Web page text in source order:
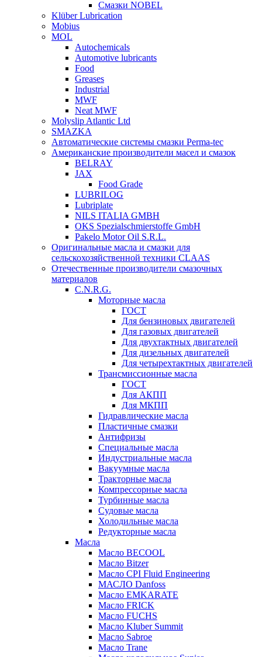
Смазки NOBEL
Klüber Lubrication
Mobius
MOL
Autochemicals
Automotive lubricants
Food
Greases
Industrial
MWF
Neat MWF
Molyslip Atlantic Ltd
SMAZKA
Автоматические системы смазки Perma-tec
Американские производители масел и смазок
BELRAY
JAX
Food Grade
LUBRILOG
Lubriplate
NILS ITALIA GMBH
OKS Spezialschmierstoffe GmbH
Pakelo Motor Oil S.R.L.
Оригинальные масла и смазки для
сельскохозяйственной техники CLAAS
Отечественные производители смазочных
материалов
C.N.R.G.
Моторные масла
ГОСТ
Для бензиновых двигателей
Для газовых двигателей
Для двухтактных двигателей
Для дизельных двигателей
Для четырехтактных двигателей
Трансмиссионные масла
ГОСТ
Для АКПП
Для МКПП
Гидравлические масла
Пластичные смазки
Антифризы
Специальные масла
Индустриальные масла
Вакуумные масла
Тракторные масла
Компрессорные масла
Турбинные масла
Судовые масла
Холодильные масла
Редукторные масла
Масла
Масло BECOOL
Масло Bitzer
Масло CPI Fluid Engineering
МАСЛО Danfoss
Масло EMKARATE
Масло FRICK
Масло FUCHS
Масло Kluber Summit
Масло Sabroe
Масло Trane